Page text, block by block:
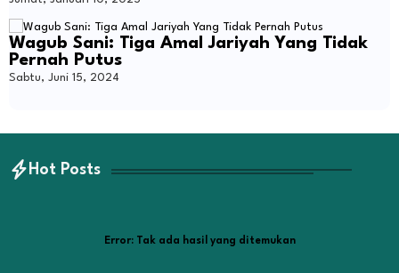
Wagub Sani: Tiga Amal Jariyah Yang Tidak
Pernah Putus
Sabtu, Juni 15, 2024
Hot Posts
Error:Tak ada hasil yang ditemukan